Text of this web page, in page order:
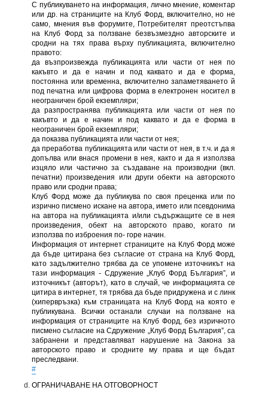
С публикуването на информация, лично мнение, коментар
или др. на страниците на Клуб Форд, включително, но не
само, мнения във форумите, Потребителят преотстъпва
на Клуб Форд за ползване безвъзмездно авторските и
сродни на тях права върху публикацията, включително
правото:
да възпроизвежда публикацията или части от нея по
какъвто и да е начин и под каквато и да е форма,
постоянна или временна, включително запаметяването й
под печатна или цифрова форма в електронен носител в
неограничен брой екземпляри;
да разпространява публикацията или части от нея по
какъвто и да е начин и под каквато и да е форма в
неограничен брой екземпляри;
да показва публикацията или части от нея;
да преработва публикацията или части от нея, в т.ч. и да я
допълва или внася промени в нея, както и да я използва
изцяло или частично за създаване на производни (вкл.
печатни) произведения или други обекти на авторското
право или сродни права;
Клуб Форд може да публикува по своя преценка или по
изрично писмено искане на автора, името или псевдонима
на автора на публикацията и/или съдържащите се в нея
произведения, обект на авторското право, когато ги
използва по изброения по- горе начин.
Информация от интернет страниците на Клуб Форд може
да бъде цитирана без съгласие от страна на Клуб Форд,
като задължително трябва да се упомене източникът на
тази информация - Сдружение „Клуб Форд България”, и
източникът (авторът), като в случай, че информацията се
цитира в интернет, тя трябва да бъде придружена и с линк
(хипервръзка) към страницата на Клуб Форд на която е
публикувана. Всички останали случаи на ползване на
информация от страниците на Клуб Форд, без изричното
писмено съгласие на Сдружение „Клуб Форд България”, са
забранени и представляват нарушение на Закона за
авторското право и сродните му права и ще бъдат
преследвани.
#
ОГРАНИЧАВАНЕ НА ОТГОВОРНОСТ